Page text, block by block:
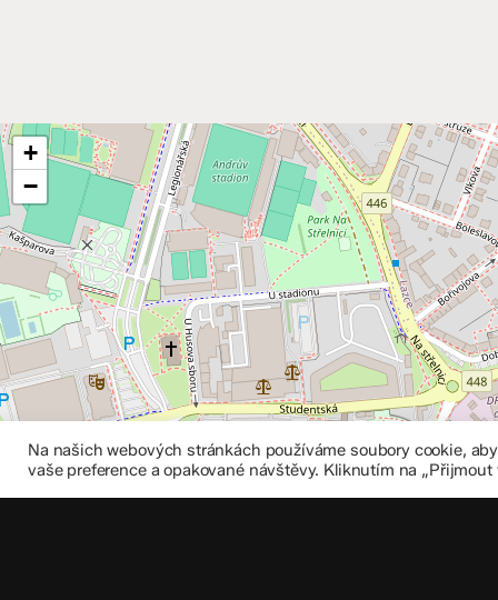
+
−
Na našich webových stránkách používáme soubory cookie,
vaše preference a opakované návštěvy. Kliknutím na